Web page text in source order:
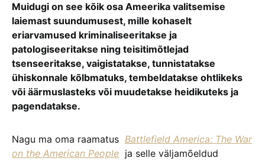
Muidugi on see kõik osa Ameerika valitsemise
laiemast suundumusest, mille kohaselt
eriarvamused kriminaliseeritakse ja
patologiseeritakse ning teisitimõtlejad
tsenseeritakse, vaigistatakse, tunnistatakse
ühiskonnale kõlbmatuks, tembeldatakse ohtlikeks
või äärmuslasteks või muudetakse heidikuteks ja
pagendatakse.
Nagu ma oma raamatus Battlefield America: The War
on the American People ja selle väljamõeldud